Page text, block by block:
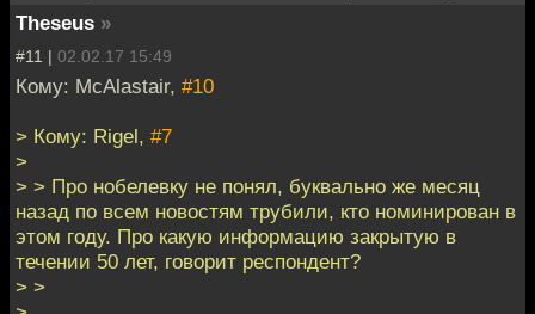
Theseus »
#11 | 02.02.17 15:49
Кому: McAlastair, #10
> Кому: Rigel, #7
>
> > Про нобелевку не понял, буквально же месяц
назад по всем новостям трубили, кто номинирован в
этом году. Про какую информацию закрытую в
течении 50 лет, говорит респондент?
> >